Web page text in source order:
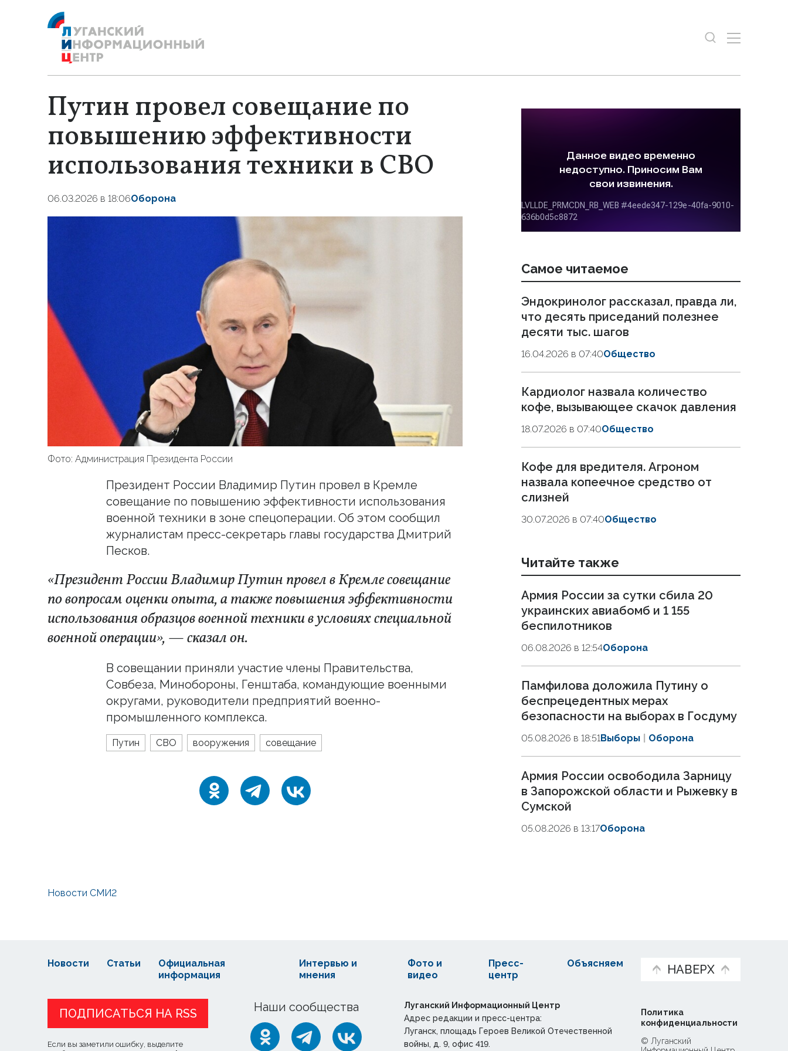
Путин провел совещание по
повышению эффективности
использования техники в СВО
06.03.2026 в 18:06Оборона
Фото: Администрация Президента России
Президент России Владимир Путин провел в Кремле
совещание по повышению эффективности использования
военной техники в зоне спецоперации. Об этом сообщил
журналистам пресс-секретарь главы государства Дмитрий
Песков.
«Президент России Владимир Путин провел в Кремле совещание
по вопросам оценки опыта, а также повышения эффективности
использования образцов военной техники в условиях специальной
военной операции», — сказал он.
В совещании приняли участие члены Правительства,
Совбеза, Минобороны, Генштаба, командующие военными
округами, руководители предприятий военно-
промышленного комплекса.
Путин СВО вооружения совещание
Самое читаемое
Эндокринолог рассказал, правда ли,
что десять приседаний полезнее
десяти тыс. шагов
16.04.2026 в 07:40Общество
Кардиолог назвала количество
кофе, вызывающее скачок давления
18.07.2026 в 07:40Общество
Кофе для вредителя. Агроном
назвала копеечное средство от
слизней
30.07.2026 в 07:40Общество
Читайте также
Армия России за сутки сбила 20
украинских авиабомб и 1 155
беспилотников
06.08.2026 в 12:54Оборона
Памфилова доложила Путину о
беспрецедентных мерах
безопасности на выборах в Госдуму
05.08.2026 в 18:51Выборы Оборона
Армия России освободила Зарницу
в Запорожской области и Рыжевку в
Сумской
05.08.2026 в 13:17Оборона
Новости СМИ2
НАВЕРХ
Наши сообщества
ПОДПИСАТЬСЯ НА RSS
Если вы заметили ошибку, выделите
Новости Статьи
Официальная
информация
Интервью и
мнения
Фото и
видео
Пресс-
центр
Объясняем
Политика
конфиденциальности
Луганский Информационный Центр
Адрес редакции и пресс-центра:
Луганск, площадь Героев Великой Отечественной
войны, д. 9, офис 419.
© Луганский